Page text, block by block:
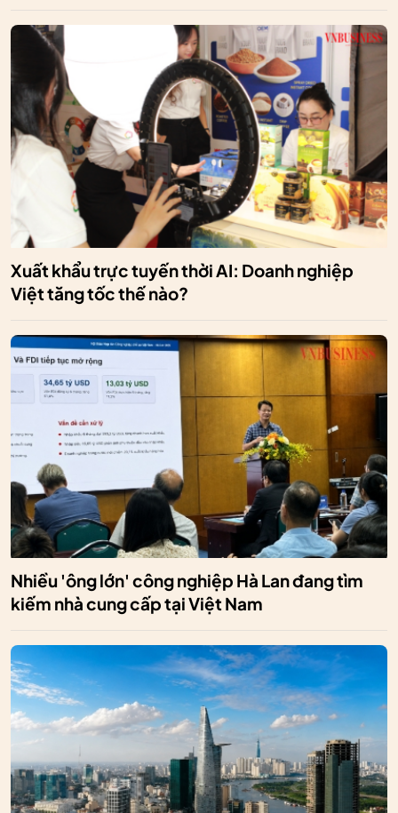
Xuất khẩu trực tuyến thời AI: Doanh nghiệp
Việt tăng tốc thế nào?
Nhiều 'ông lớn' công nghiệp Hà Lan đang tìm
kiếm nhà cung cấp tại Việt Nam